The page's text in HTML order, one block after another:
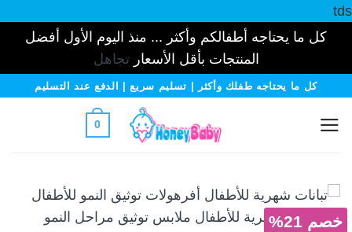
tds
كل ما يحتاجه أطفالكم وأكثر ... منذ اليوم الأول أفضل
المنتجات بأقل الأسعارتجاهل
تخطيكل ما يحتاجه طفلك وأكثر | تسليم سريع | الدفع عند التسليم
0
خصم 21%